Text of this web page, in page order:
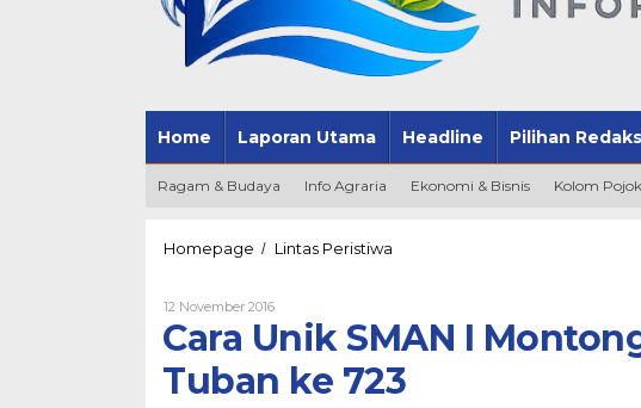
Home Laporan Utama Headline Pilihan
Ragam & Budaya Info Agraria Ekonomi & Bisnis Kolom Pojok
Homepage / Lintas Peristiwa
Montong
Merayakan
Hari
Jadi
12 November 2016Oleh
Kotatuban
Cara Unik SMAN I
Tuban ke 723